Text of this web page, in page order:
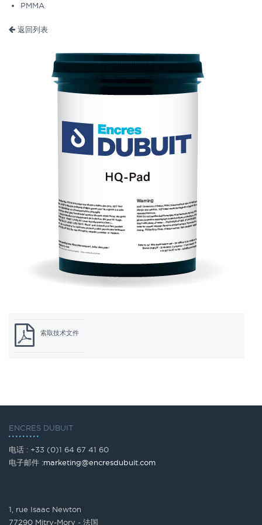
PMMA
返回列表
索取技术文件
ENCRES DUBUIT
电话 : +33 (0)1 64 67 41 60
电子邮件 :marketing@encresdubuit.com
1, rue Isaac Newton
77290 Mitry-Mory - 法国